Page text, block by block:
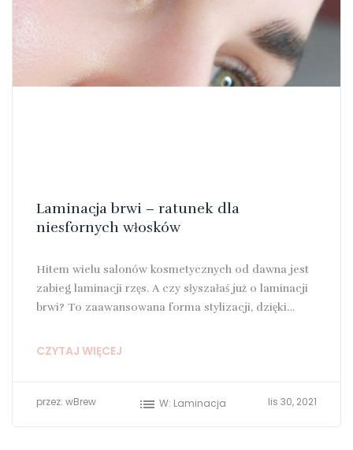
Laminacja brwi – ratunek dla
niesfornych włosków
Hitem wielu salonów kosmetycznych od dawna jest
zabieg laminacji rzęs. A czy słyszałaś już o laminacji
brwi? To zaawansowana forma stylizacji, dzięki
CZYTAJ WIĘCEJ
przez: wBrew list W: Laminacja lis 30, 2021